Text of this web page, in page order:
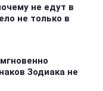
не едут в
не только в
Зодиака не